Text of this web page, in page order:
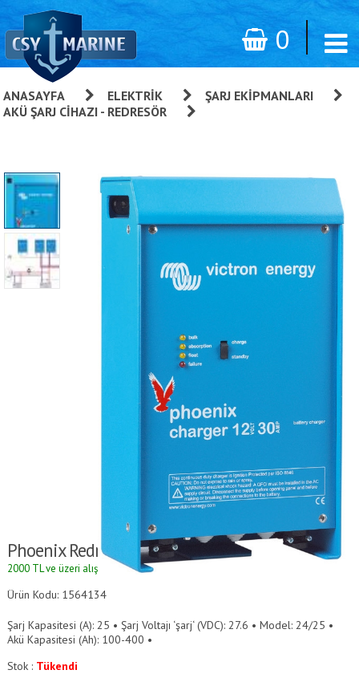
0
ANASAYFA ELEKTRIK ŞARJ EKIPMANLARI
AKÜ ŞARJ CIHAZI - REDRESÖR
Phoenix Redresör
2000 TL ve üzeri alışverişlerde kargo ücretsizdir.
Ürün Kodu: 1564134
Şarj Kapasitesi (A): 25 • Şarj Voltajı ‘şarj‘ (VDC): 27.6 • Model: 24/25 •
Akü Kapasitesi (Ah): 100-400 •
Stok : Tükendi